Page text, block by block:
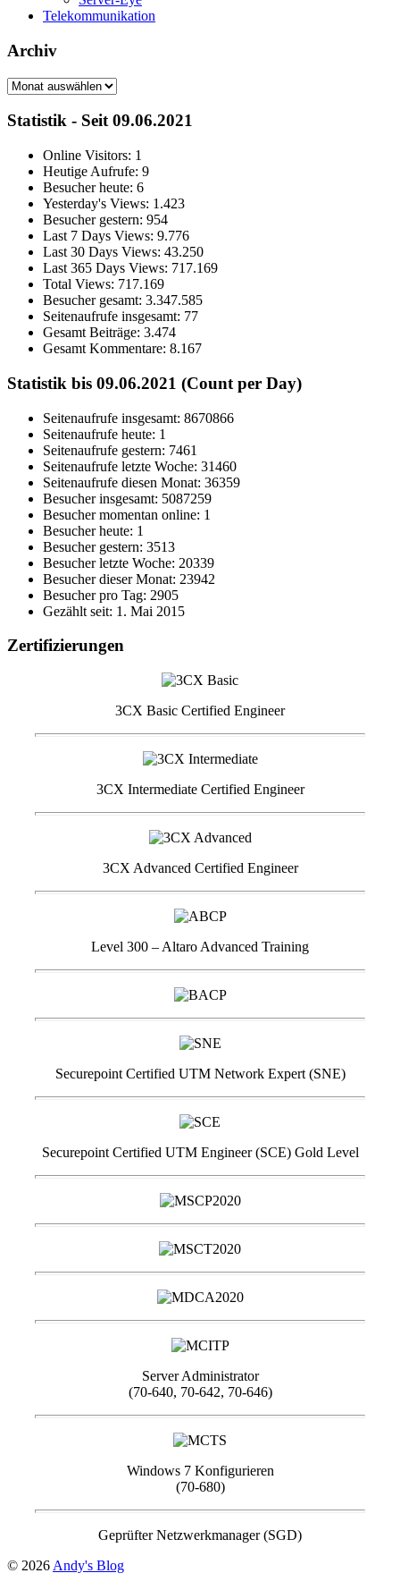
Telekommunikation
Archiv
Archiv
Statistik - Seit 09.06.2021
Online Visitors: 1
Heutige Aufrufe: 9
Besucher heute: 6
Yesterday's Views: 1.423
Besucher gestern: 954
Last 7 Days Views: 9.776
Last 30 Days Views: 43.250
Last 365 Days Views: 717.169
Total Views: 717.169
Besucher gesamt: 3.347.585
Seitenaufrufe insgesamt: 77
Gesamt Beiträge: 3.474
Gesamt Kommentare: 8.167
Statistik bis 09.06.2021 (Count per Day)
Seitenaufrufe insgesamt: 8670866
Seitenaufrufe heute: 1
Seitenaufrufe gestern: 7461
Seitenaufrufe letzte Woche: 31460
Seitenaufrufe diesen Monat: 36359
Besucher insgesamt: 5087259
Besucher momentan online: 1
Besucher heute: 1
Besucher gestern: 3513
Besucher letzte Woche: 20339
Besucher dieser Monat: 23942
Besucher pro Tag: 2905
Gezählt seit: 1. Mai 2015
Zertifizierungen
3CX Basic Certified Engineer
3CX Intermediate Certified Engineer
3CX Advanced Certified Engineer
Level 300 – Altaro Advanced Training
Securepoint Certified UTM Network Expert (SNE)
Securepoint Certified UTM Engineer (SCE) Gold Level
Server Administrator
(70-640, 70-642, 70-646)
Windows 7 Konfigurieren
(70-680)
Geprüfter Netzwerkmanager (SGD)
© 2026 Andy's Blog